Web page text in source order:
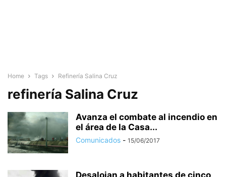
Home Tags Refinería Salina Cruz
refinería Salina Cruz
Avanza el combate al incendio en
el área de la Casa...
Comunicados - 15/06/2017
Desalojan a habitantes de cinco